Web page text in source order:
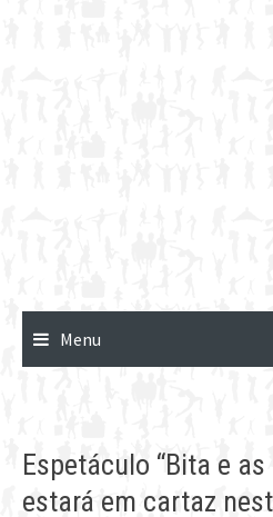
Menu
Espetáculo “Bita e
estará em cartaz